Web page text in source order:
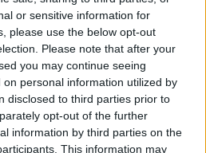
or sensitive information for
please use the below opt-out
Please note that after your
you may continue seeing
personal information utilized by
disclosed to third parties prior to
opt-out of the further
information by third parties on the
This information may
a földbe, de az öregasszony
öregje sírján.
egyik napról a másikra. Egy
megpillantotta az oldalán
hogy nem él. Csak bámulta
mennyire hamis volt az